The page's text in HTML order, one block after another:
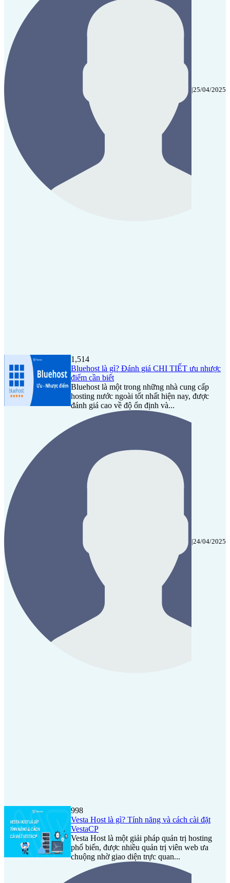
|25/04/2025
1,514
Bluehost là gì? Đánh giá CHI TIẾT ưu nhược
điểm cần biết
Bluehost là một trong những nhà cung cấp
hosting nước ngoài tốt nhất hiện nay, được
đánh giá cao về độ ổn định và...
|24/04/2025
998
Vesta Host là gì? Tính năng và cách cài đặt
VestaCP
Vesta Host là một giải pháp quản trị hosting
phổ biến, được nhiều quản trị viên web ưa
chuộng nhờ giao diện trực quan...